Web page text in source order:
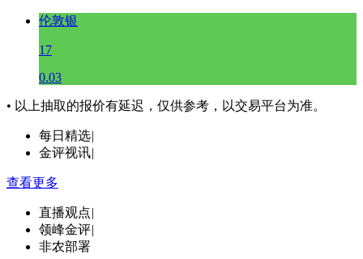
伦敦银
17
0.03
• 以上抽取的报价有延迟，仅供参考，以交易平台为准。
每日精选|
金评视讯|
查看更多
直播观点|
领峰金评|
非农部署